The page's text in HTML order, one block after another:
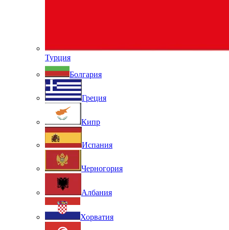
Турция
Болгария
Греция
Кипр
Испания
Черногория
Албания
Хорватия